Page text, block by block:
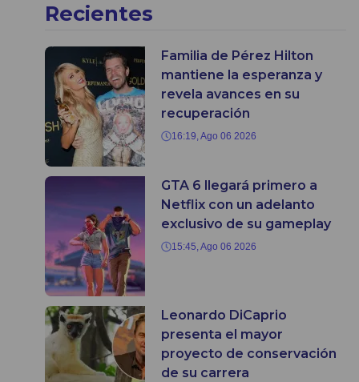
Recientes
Familia de Pérez Hilton
mantiene la esperanza y
revela avances en su
recuperación
16:19, Ago 06 2026
GTA 6 llegará primero a
Netflix con un adelanto
exclusivo de su gameplay
15:45, Ago 06 2026
Leonardo DiCaprio
presenta el mayor
proyecto de conservación
de su carrera